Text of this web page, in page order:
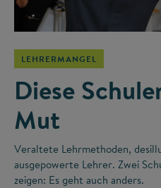
LEHRERMANGEL
Diese
Mut
Veraltete Lehrmethoden,
ausgepowerte Lehrer. Zwei
zeigen: Es geht auch anders.